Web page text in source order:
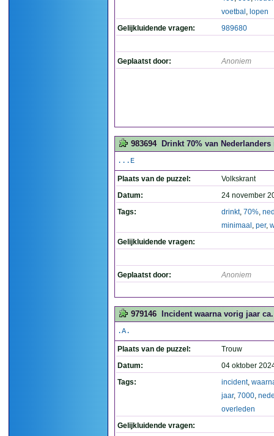
voetbal , lopen
Gelijkluidende vragen:
989680
Geplaatst door: Anoniem
983694 Drinkt 70% van
...E
Plaats van de puzzel:
Volkskrant
Datum:
24 november
Tags:
drinkt, 70%,
minimaal , per,
Gelijkluidende vragen:
Geplaatst door: Anoniem
979146 Incident waarna vorig jaar
.A.
Plaats van de puzzel:
Trouw
Datum:
04 oktober
Tags:
incident,
jaar, 7000,
overleden
Gelijkluidende vragen: